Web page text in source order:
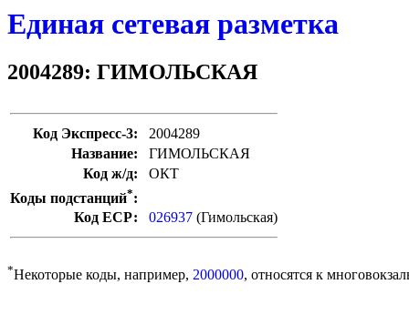
Единая сетевая разметка
2004289: ГИМОЛЬСКАЯ
Код Экспресс-3:
2004289
Название:
ГИМОЛЬСКАЯ
Код ж/д:
ОКТ
Коды подстанций*:
Код ЕСР:
026937 (Гимольская)
*Некоторые коды, например, 2000000, относятся к